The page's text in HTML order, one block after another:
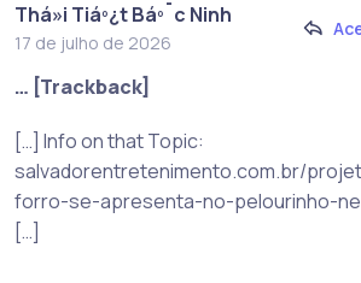
Thá»i Tiáº¿t Báº¯c Ninh
17 de julho de 2026
… [Trackback]
[…] Info on that Topic:
salvadorentretenimento.com.br/
forro-se-apresenta-no-pelourinho-
[…]